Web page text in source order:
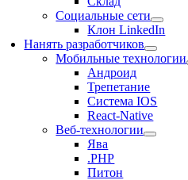
Социальные сети
Клон LinkedIn
Нанять разработчиков
Мобильные технологии
Андроид
Трепетание
Система IOS
React-Native
Веб-технологии
Ява
.PHP
Питон